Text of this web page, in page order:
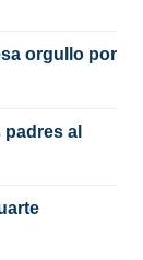
orgullo por
al